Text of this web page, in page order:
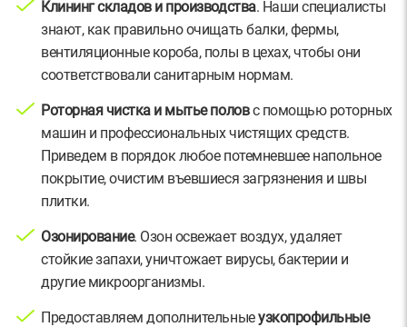
Клининг складов и производства. Наши специалисты
знают, как правильно очищать балки, фермы,
вентиляционные короба, полы в цехах, чтобы они
соответствовали санитарным нормам.
Роторная чистка и мытье половс помощью роторных
машин и профессиональных чистящих средств.
Приведем в порядок любое потемневшее напольное
покрытие, очистим въевшиеся загрязнения и швы
плитки.
Озонирование. Озон освежает воздух, удаляет
стойкие запахи, уничтожает вирусы, бактерии и
другие микроорганизмы.
Предоставляем дополнительныеузкопрофильные